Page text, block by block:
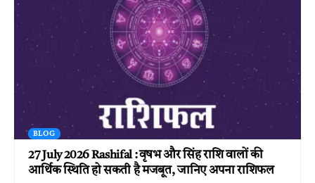
BLOG
27 July 2026 Rashifal : वृषभ और सिंह राशि वालों की
आर्थिक स्थिति हो सकती है मजबूत, जानिए अपना राशिफल